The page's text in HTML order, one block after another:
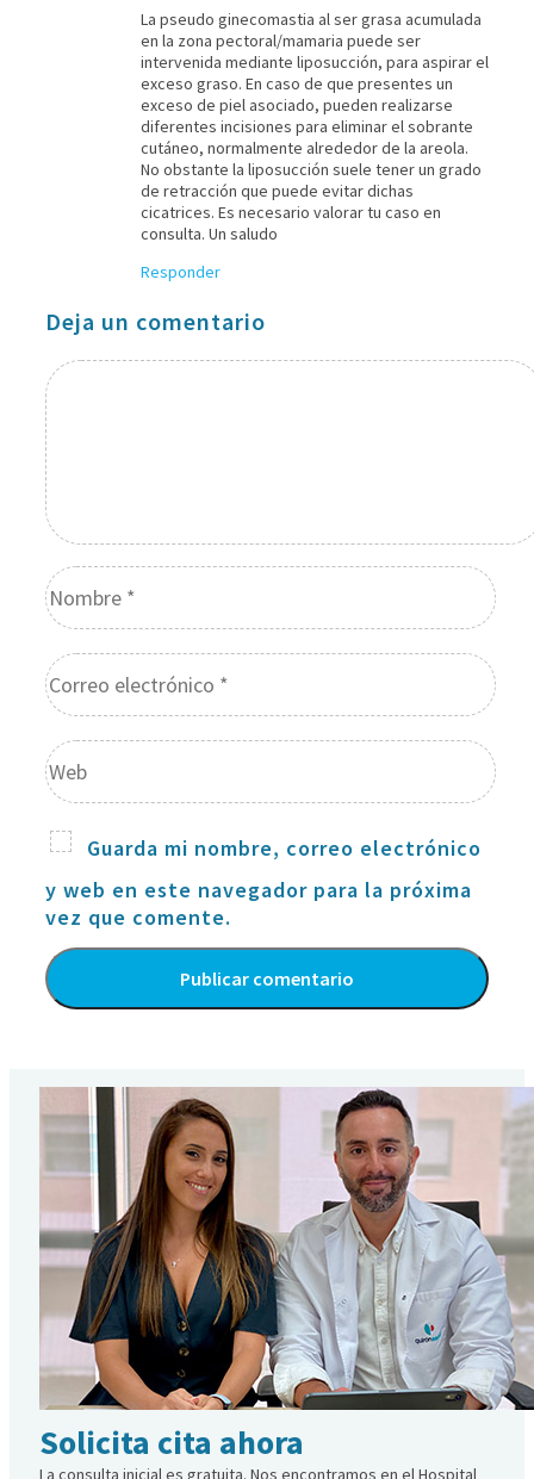
La pseudo ginecomastia al ser grasa acumulada
en la zona pectoral/mamaria puede ser
intervenida mediante liposucción, para aspirar el
exceso graso. En caso de que presentes un
exceso de piel asociado, pueden realizarse
diferentes incisiones para eliminar el sobrante
cutáneo, normalmente alrededor de la areola.
No obstante la liposucción suele tener un grado
de retracción que puede evitar dichas
cicatrices. Es necesario valorar tu caso en
consulta. Un saludo
Responder
Deja un comentario
Guarda mi nombre, correo electrónico
y web en este navegador para la próxima
vez que comente.
Solicita cita ahora
La consulta inicial es gratuita. Nos encontramos en el Hospital